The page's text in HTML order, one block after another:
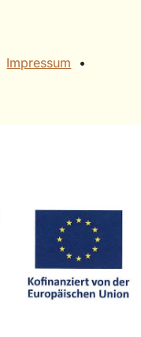
Impressum • ​